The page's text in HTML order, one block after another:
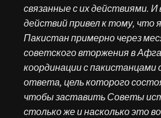
связанные с их действиями. И
действий привел к тому, что
Пакистан примерно через
советского вторжения в
координации с пакистанцами
ответа, цель которого
чтобы заставить Советы
столько же и насколько это